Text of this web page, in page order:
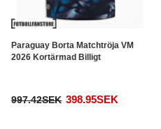
Paraguay Borta Matchtröja VM
2026 Kortärmad Billigt
997.42SEK 398.95SEK